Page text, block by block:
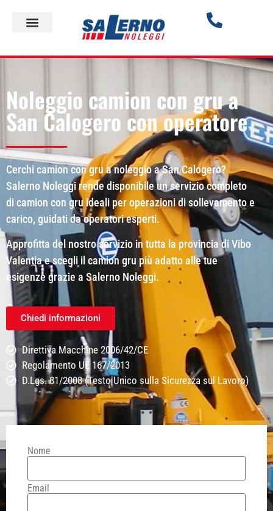
Noleggio camion con gru a
San Calogero con operatore
Cerchi camion con gru a noleggio a San Calogero?
Salerno Noleggi rende disponibile un servizio completo
di camion con gru ideali per operazioni di sollevamento e
carico, guidati da operatori esperti.
Approfitta del nostro servizio in tutta la provincia di Vibo
Valentia e scegli il camion gru più adatto alle tue
esigenze grazie a Salerno Noleggi.
Chiedi informazioni
Direttiva Macchine 2006/42/CE
Regolamento UE 167/2013
D.Lgs. 81/2008 (Testo Unico sulla Sicurezza sul Lavoro)
Nome
Email